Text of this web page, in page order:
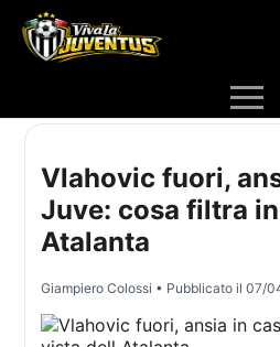
Vlahovic fuori,
Juve: cosa filtra
Atalanta
Giampiero Colossi • Pubblicato il07/